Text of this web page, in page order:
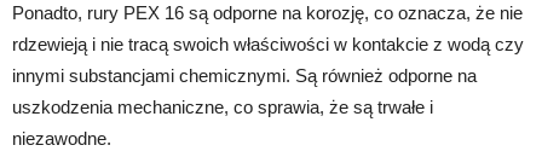
Ponadto, rury PEX 16 są odporne na korozję, co oznacza, że nie
rdzewieją i nie tracą swoich właściwości w kontakcie z wodą czy
innymi substancjami chemicznymi. Są również odporne na
uszkodzenia mechaniczne, co sprawia, że są trwałe i
niezawodne.